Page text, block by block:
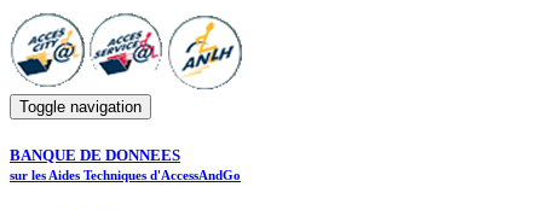
Toggle navigation
BANQUE DE DONNEES
sur les Aides Techniques d'AccessAndGo